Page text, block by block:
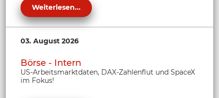
Weiterlesen...
03. August 2026
Börse - Intern
US-Arbeitsmarktdaten, DAX-Zahlenflut und SpaceX
im Fokus!